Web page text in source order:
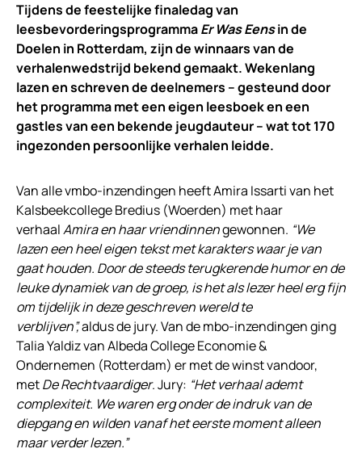
Tijdens de feestelijke finaledag van
leesbevorderingsprogrammaEr Was Eensin de
Doelen in Rotterdam, zijn de winnaars van de
verhalenwedstrijd bekend gemaakt. Wekenlang
lazen en schreven de deelnemers – gesteund door
het programma met een eigen leesboek en een
gastles van een bekende jeugdauteur – wat tot 170
ingezonden persoonlijke verhalen leidde.
Van alle vmbo-inzendingen heeft Amira Issarti van het
Kalsbeekcollege Bredius (Woerden) met haar
verhaalAmira en haar vriendinnengewonnen. “We
lazen een heel eigen tekst met karakters waar je van
gaat houden. Door de steeds terugkerende humor en de
leuke dynamiek van de groep, is het als lezer heel erg fijn
om tijdelijk in deze geschreven wereld te
verblijven”,aldus de jury. Van de mbo-inzendingen ging
Talia Yaldiz van Albeda College Economie &
Ondernemen (Rotterdam) er met de winst vandoor,
metDeRechtvaardiger. Jury: “Het verhaal ademt
complexiteit. We waren erg onder de indruk van de
diepgang en wilden vanaf het eerste moment alleen
maar verder lezen.”